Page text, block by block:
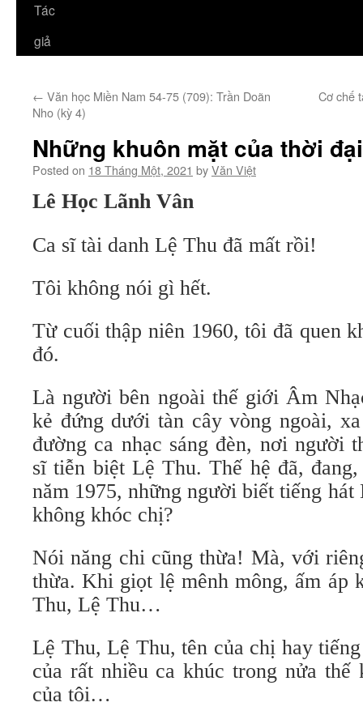
Tác
giả
← Văn học Miền Nam 54-75 (709): Trần Doãn
Nho (kỳ 4)
Cơ chế
Những khuôn mặt của thời đại
Posted on 18 Tháng Một, 2021 byVăn Việt
Lê Học Lãnh Vân
Ca sĩ tài danh Lệ Thu đã mất rồi!
Tôi không nói gì hết.
Từ cuối thập niên 1960, tôi đã quen
đó.
Là người bên ngoài thế giới Âm
kẻ đứng dưới tàn cây vòng ngoài,
đường ca nhạc sáng đèn, nơi người
sĩ tiễn biệt Lệ Thu. Thế hệ đã,
năm 1975, những người biết tiếng
không khóc chị?
Nói năng chi cũng thừa! Mà, với
thừa. Khi giọt lệ mênh mông, ấm áp
Thu, Lệ Thu…
Lệ Thu, Lệ Thu, tên của chị hay
của rất nhiều ca khúc trong nửa thế
của tôi…